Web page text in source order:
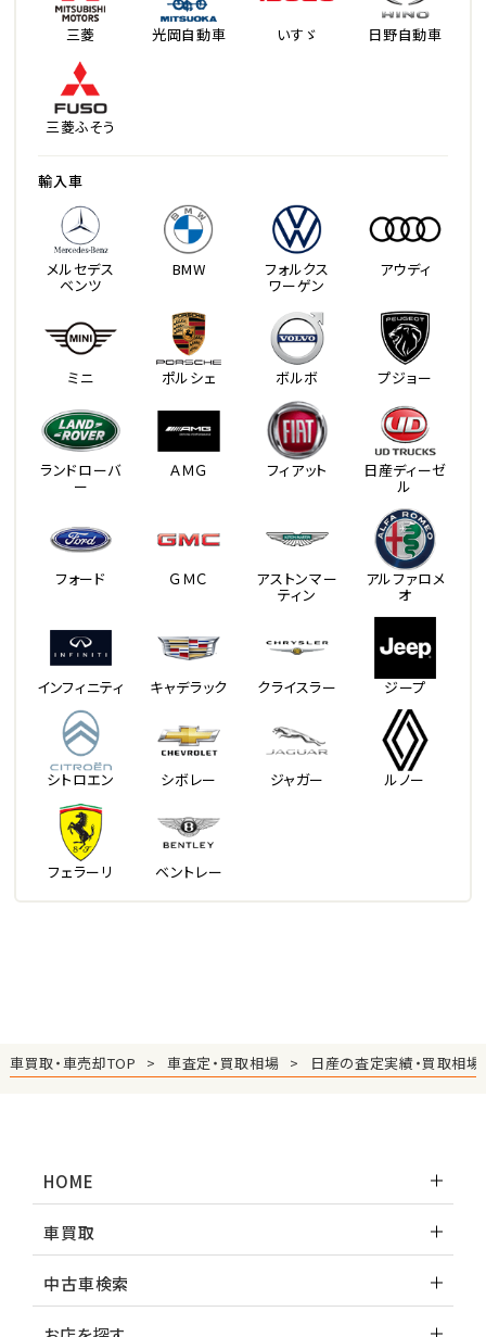
三菱 光岡自動車 いすゞ 日野自動車
三菱ふそう
輸入車
メルセデス
ベンツ
BMW フォルクス
ワーゲン
アウディ
ミニ ポルシェ ボルボ プジョー
ランドローバ
ー
ＡＭＧ フィアット 日産ディーゼ
ル
フォード ＧＭＣ アストンマー
ティン
アルファロメ
オ
インフィニティ キャデラック クライスラー ジープ
シトロエン シボレー ジャガー ルノー
フェラーリ ベントレー
車買取・車売却TOP 車査定・買取相場 日産の査定実績・買取相場
HOME
車買取
中古車検索